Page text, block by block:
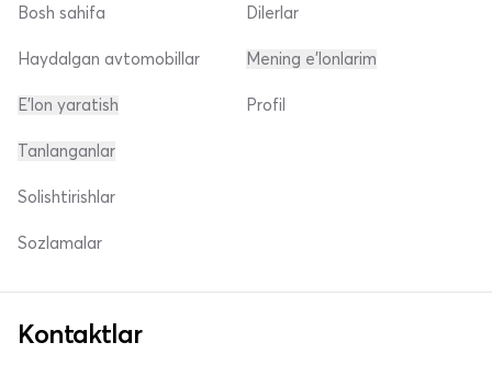
Bosh sahifa
Haydalgan avtomobillar
E'lon yaratish
Dilerlar
Mening e'lonlarim
Profil
Tanlanganlar
Solishtirishlar
Sozlamalar
Kontaktlar